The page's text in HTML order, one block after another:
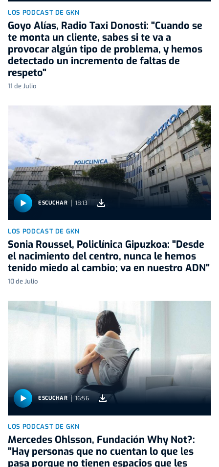
LOS PODCAST DE GKN
Goyo Alías, Radio Taxi Donosti: "Cuando se
te monta un cliente, sabes si te va a
provocar algún tipo de problema, y hemos
detectado un incremento de faltas de
respeto"
11 de Julio
ESCUCHAR 18:13
LOS PODCAST DE GKN
Sonia Roussel, Policlínica Gipuzkoa: "Desde
el nacimiento del centro, nunca le hemos
tenido miedo al cambio; va en nuestro ADN"
10 de Julio
ESCUCHAR 16:56
LOS PODCAST DE GKN
Mercedes Ohlsson, Fundación Why Not?:
"Hay personas que no cuentan lo que les
pasa porque no tienen espacios que les